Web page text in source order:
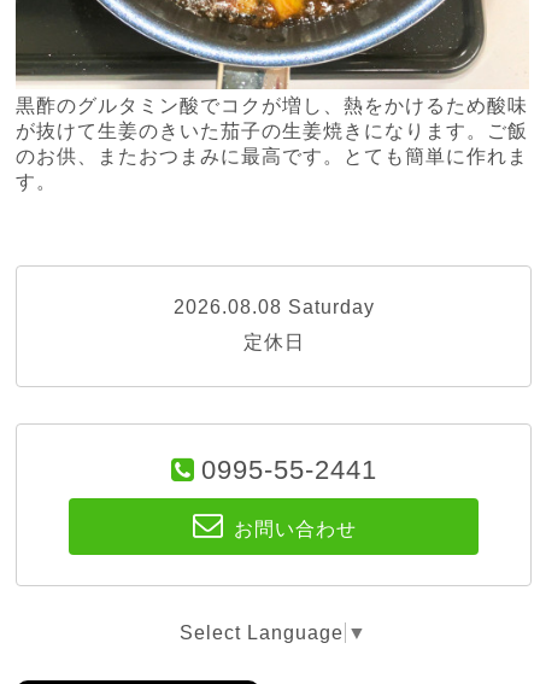
黒酢のグルタミン酸でコクが増し、熱をかけるため酸味
が抜けて生姜のきいた茄子の生姜焼きになります。ご飯
のお供、またおつまみに最高です。とても簡単に作れま
す。
2026.08.08 Saturday
定休日
0995-55-2441
お問い合わせ
Select Language ▼